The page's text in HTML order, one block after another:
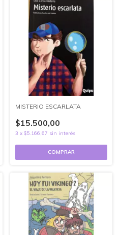
MISTERIO ESCARLATA
$15.500,00
3 x $5.166,67 sin interés